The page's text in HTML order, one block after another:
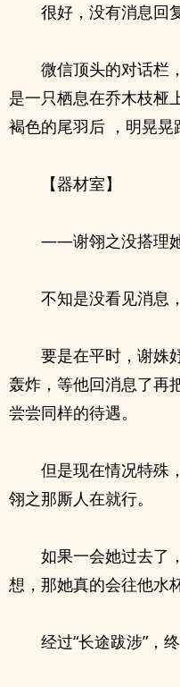
很好，没有消息回复
微信顶头的对话栏
是一只栖息在乔木枝桠
褐色的尾羽后 ，明晃晃
【器材室】
——谢翎之没搭理她
不知是没看见消息
要是在平时，谢姝
轰炸，等他回消息了再
尝尝同样的待遇。
但是现在情况特殊
翎之那厮人在就行。
如果一会她过去
想，那她真的会往他水
经过“长途跋涉”，